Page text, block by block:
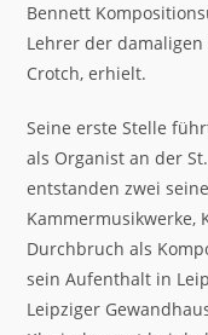
Bennett
Lehrer der
Crotch, erhielt.
Seine erste Stelle
als Organist an der
entstanden zwei
Kammermusikwerke,
Durchbruch als
sein Aufenthalt in
Leipziger